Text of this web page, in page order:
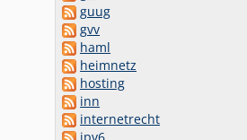
guug
gvv
haml
heimnetz
hosting
inn
internetrecht